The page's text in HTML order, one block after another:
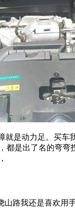
就是动力足。买
都是出了名的弯
路我还是喜欢用